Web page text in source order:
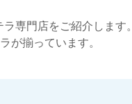
専門店をご紹介します。
が揃っています。